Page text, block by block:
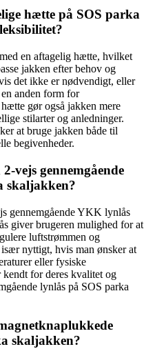
hætte på SOS parka
en aftagelig hætte, hvilket
jakken efter behov og
det ikke er nødvendigt, eller
anden form for
gør også jakken mere
stilarter og anledninger.
at bruge jakken både til
begivenheder.
vejs gennemgående
skaljakken?
gennemgående YKK lynlås
giver brugeren mulighed for at
luftstrømmen og
nyttigt, hvis man ønsker at
eller fysiske
for deres kvalitet og
lynlås på SOS parka
skaljakken?